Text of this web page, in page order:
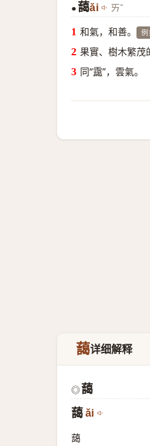
● 藹ǎi ㄞˇ
和氣，和善。 例
果實、樹木繁茂
同“靄”，雲氣。
藹详细解释
◎藹
藹 ǎi
藹